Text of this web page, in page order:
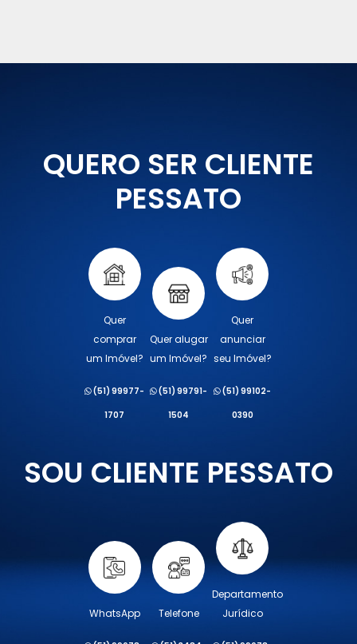
QUERO SER CLIENTE
PESSATO
Quer
comprar
um Imóvel?
(51) 99977-
1707
Quer alugar
um Imóvel?
(51) 99791-
1504
Quer
anunciar
seu Imóvel?
(51) 99102-
0390
SOU CLIENTE PESSATO
WhatsApp Telefone
Departamento
Jurídico